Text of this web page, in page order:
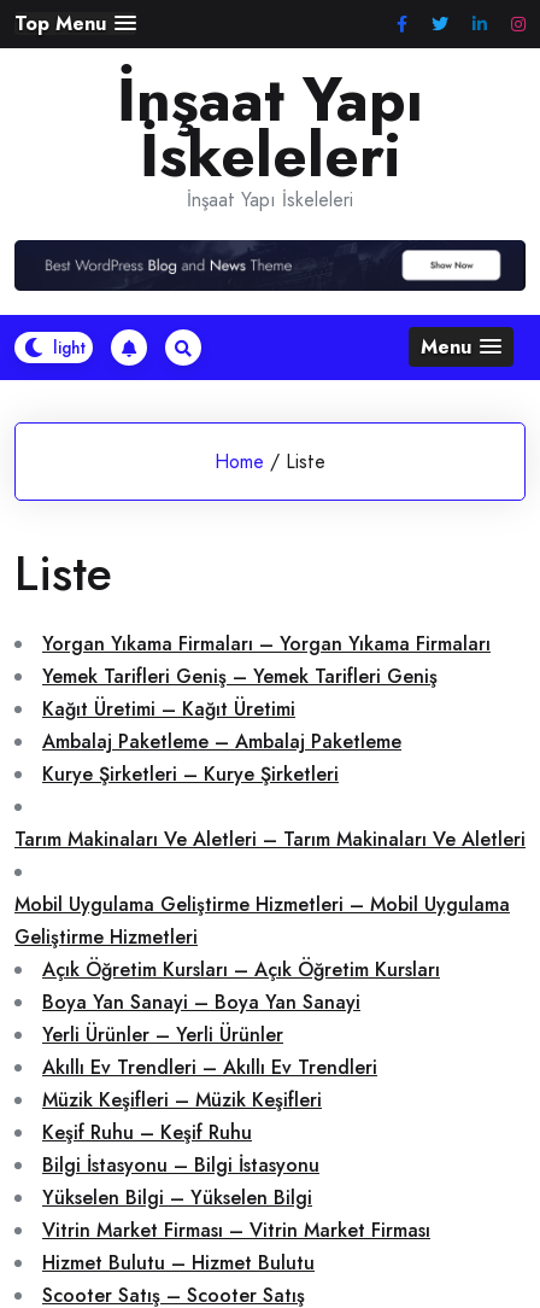
Skip
to
Top Menu
İnşaat Yapı
İskeleleri
İnşaat Yapı İskeleleri
Menu
Home / Liste
Liste
Yorgan Yıkama Firmaları – Yorgan Yıkama Firmaları
Yemek Tarifleri Geniş – Yemek Tarifleri Geniş
Kağıt Üretimi – Kağıt Üretimi
Ambalaj Paketleme – Ambalaj Paketleme
Kurye Şirketleri – Kurye Şirketleri
Tarım Makinaları Ve Aletleri – Tarım Makinaları Ve Aletleri
Mobil Uygulama Geliştirme Hizmetleri – Mobil Uygulama
Geliştirme Hizmetleri
Açık Öğretim Kursları – Açık Öğretim Kursları
Boya Yan Sanayi – Boya Yan Sanayi
Yerli Ürünler – Yerli Ürünler
Akıllı Ev Trendleri – Akıllı Ev Trendleri
Müzik Keşifleri – Müzik Keşifleri
Keşif Ruhu – Keşif Ruhu
Bilgi İstasyonu – Bilgi İstasyonu
Yükselen Bilgi – Yükselen Bilgi
Vitrin Market Firması – Vitrin Market Firması
Hizmet Bulutu – Hizmet Bulutu
Scooter Satış – Scooter Satış